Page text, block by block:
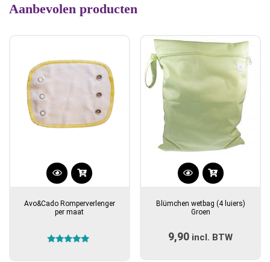
Aanbevolen producten
Avo&Cado Romperverlenger
per maat
Blümchen wetbag (4 luiers)
Groen
9,90 incl. BTW